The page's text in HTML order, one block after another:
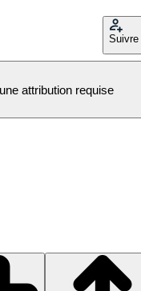
Suivre
attribution requise